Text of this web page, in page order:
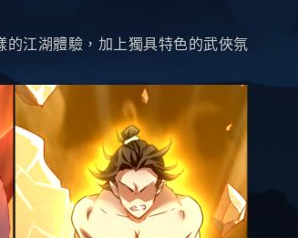
江湖體驗，加上獨具特色的武俠氛